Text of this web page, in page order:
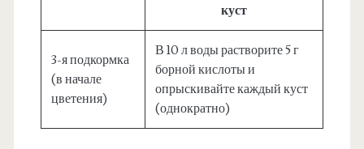
куст
3-я подкормка
(в начале
цветения)
В 10 л воды растворите 5 г
борной кислоты и
опрыскивайте каждый куст
(однократно)